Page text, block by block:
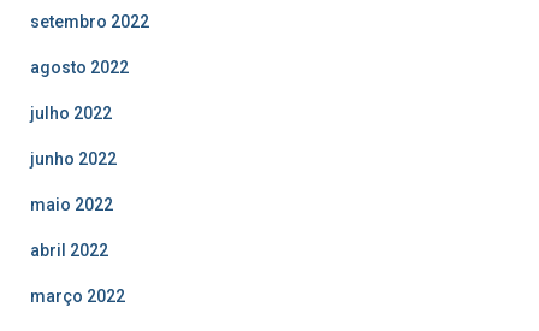
setembro 2022
agosto 2022
julho 2022
junho 2022
maio 2022
abril 2022
março 2022